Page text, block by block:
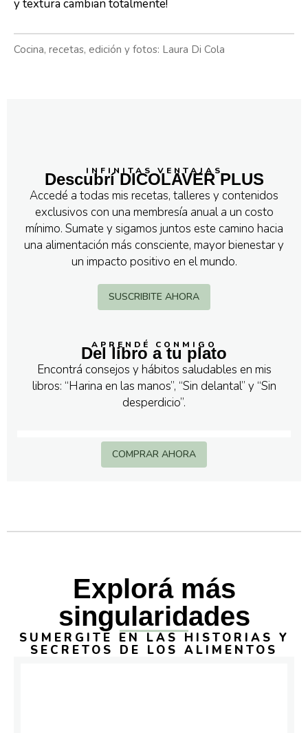
y textura cambian totalmente!
Cocina, recetas, edición y fotos: Laura Di Cola
INFINITAS VENTAJAS
Descubrí DICOLAVER PLUS
Accedé a todas mis recetas, talleres y contenidos
exclusivos con una membresía anual a un costo
mínimo. Sumate y sigamos juntos este camino hacia
una alimentación más consciente, mayor bienestar y
un impacto positivo en el mundo.
SUSCRIBITE AHORA
APRENDÉ CONMIGO
Del libro a tu plato
Encontrá consejos y hábitos saludables en mis
libros: “Harina en las manos”, “Sin delantal” y “Sin
desperdicio”.
COMPRAR AHORA
Explorá más
singularidades
SUMERGITE EN LAS HISTORIAS Y
SECRETOS DE LOS ALIMENTOS